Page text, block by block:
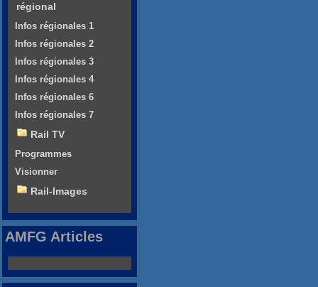
régional
Infos régionales 1
Infos régionales 2
Infos régionales 3
Infos régionales 4
Infos régionales 6
Infos régionales 7
Rail TV
Programmes
Visionner
Rail-Images
AMFG Articles